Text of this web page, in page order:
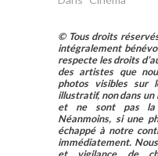
© Tous droits
intégralement
respecte les droits
des artistes que
photos visibles sur
illustratif, non dans
et ne sont pas la
Néanmoins, si une
échappé à notre
immédiatement.